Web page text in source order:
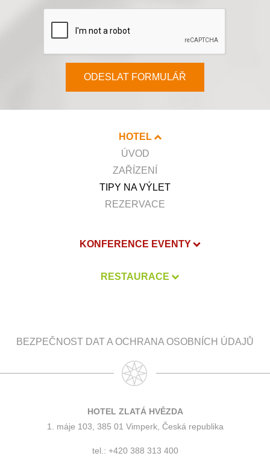
ODESLAT FORMULÁŘ
HOTEL
ÚVOD
ZAŘÍZENÍ
TIPY NA VÝLET
REZERVACE
KONFERENCE EVENTY
RESTAURACE
BEZPEČNOST DAT A OCHRANA OSOBNÍCH ÚDAJŮ
HOTEL ZLATÁ HVĚZDA
1. máje 103, 385 01 Vimperk, Česká republika
tel.: +420 388 313 400